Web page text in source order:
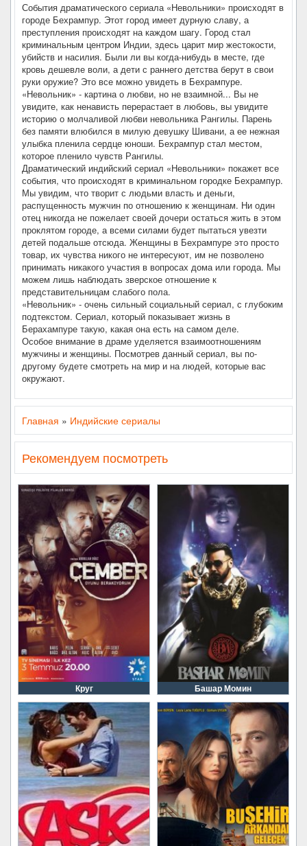
События драматического сериала «Невольники» происходят в
городе Бехрампур. Этот город имеет дурную славу, а
преступления происходят на каждом шагу. Город стал
криминальным центром Индии, здесь царит мир жестокости,
убийств и насилия. Были ли вы когда-нибудь в месте, где
кровь дешевле воли, а дети с раннего детства берут в свои
руки оружие? Это все можно увидеть в Бехрампуре.
«Невольник» - картина о любви, но не взаимной... Вы не
увидите, как ненависть перерастает в любовь, вы увидите
историю о молчаливой любви невольника Рангилы. Парень
без памяти влюбился в милую девушку Шивани, а ее нежная
улыбка пленила сердце юноши. Бехрампур стал местом,
которое пленило чувств Рангилы.
Драматический индийский сериал «Невольники» покажет все
события, что происходят в криминальном городке Бехрампур.
Мы увидим, что творит с людьми власть и деньги,
распущенность мужчин по отношению к женщинам. Ни один
отец никогда не пожелает своей дочери остаться жить в этом
проклятом городе, а всеми силами будет пытаться увезти
детей подальше отсюда. Женщины в Бехрампуре это просто
товар, их чувства никого не интересуют, им не позволено
принимать никакого участия в вопросах дома или города. Мы
можем лишь наблюдать зверское отношение к
представительницам слабого пола.
«Невольник» - очень сильный социальный сериал, с глубоким
подтекстом. Сериал, который показывает жизнь в
Берахампуре такую, какая она есть на самом деле.
Особое внимание в драме уделяется взаимоотношениям
мужчины и женщины. Посмотрев данный сериал, вы по-
другому будете смотреть на мир и на людей, которые вас
окружают.
Главная » Индийские сериалы
Рекомендуем посмотреть
Круг Башар Момин